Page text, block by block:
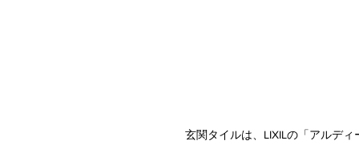
玄関タイルは、LIXILの「アルディ